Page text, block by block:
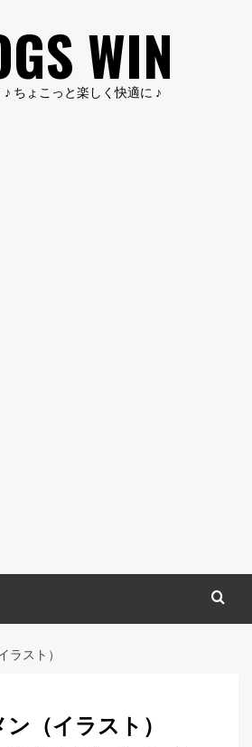
WIN
♪ ちょこっと楽しく快適に ♪
ラスト）
（イラスト）